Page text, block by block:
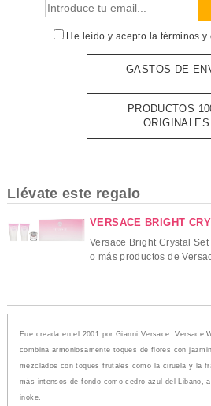
He leído y acepto la términos y
GASTOS DE
PRODUCTOS
ORIGINALES
Llévate este regalo
VERSACE BRIGHT
Versace Bright Crystal
o más productos de
Fue creada en el 2001 por Gianni Versace. Versace
combina armoniosamente toques de flores con
mezclados con toques frutales como la ciruela y la
más intensos de fondo como cedro azul del Libano,
inoke.